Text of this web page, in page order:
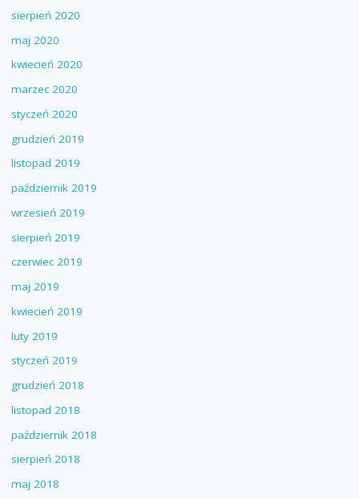
sierpień 2020
maj 2020
kwiecień 2020
marzec 2020
styczeń 2020
grudzień 2019
listopad 2019
październik 2019
wrzesień 2019
sierpień 2019
czerwiec 2019
maj 2019
kwiecień 2019
luty 2019
styczeń 2019
grudzień 2018
listopad 2018
październik 2018
sierpień 2018
maj 2018